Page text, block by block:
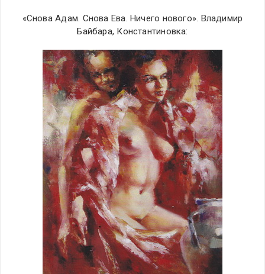
«Снова Адам. Снова Ева. Ничего нового». Владимир
Байбара, Константиновка: